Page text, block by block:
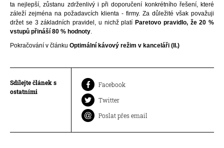
ta nejlepší, zůstanu zdrženlivý i při doporučení konkrétního řešení, které
záleží zejména na požadavcích klienta - firmy. Za důležité však považuji
držet se 3 základních pravidel, u nichž platí Paretovo pravidlo, že 20 %
vstupů přináší 80 % hodnoty
Pokračování v článku Optimální kávový režim v kanceláři (II.)
Sdílejte článek s
ostatními
Facebook
Twitter
Poslat přes email